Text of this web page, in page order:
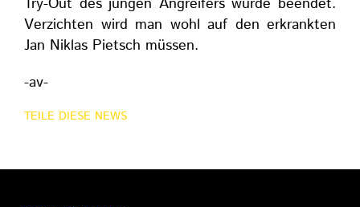
Verzichten wird man wohl auf den erkrankten
Jan Niklas Pietsch müssen.
-av-
TEILE DIESE NEWS